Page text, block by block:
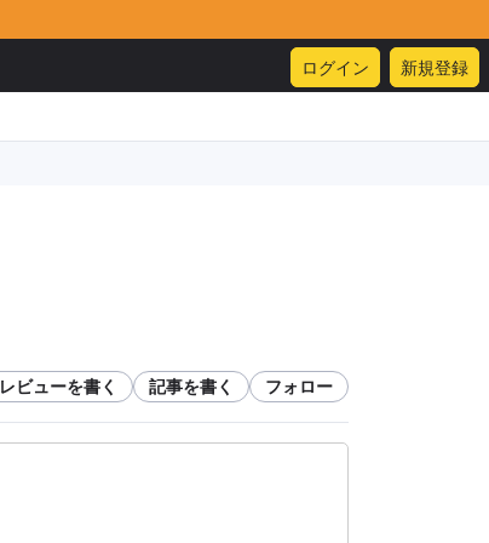
ログイン 新規登録
レビューを書く 記事を書く フォロー